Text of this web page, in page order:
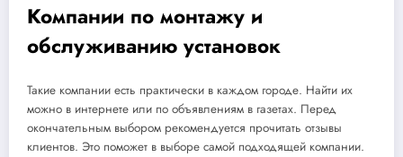
Компании по монтажу и
обслуживанию установок
Такие компании есть практически в каждом городе. Найти их
можно в интернете или по объявлениям в газетах. Перед
окончательным выбором рекомендуется прочитать отзывы
клиентов. Это поможет в выборе самой подходящей компании.